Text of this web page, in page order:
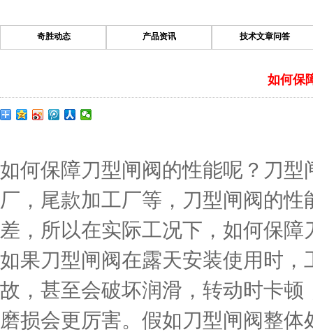
奇胜动态 产品资讯 技术文章问答
如何保
如何保障刀型闸阀的性能呢？刀
厂，尾款加工厂等，刀型闸阀的
差，所以在实际工况下，如何保障
如果刀型闸阀在露天安装使用时
故，甚至会破坏润滑，转动时卡
磨损会更厉害。假如刀型闸阀整